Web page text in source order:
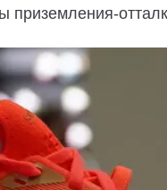
приземления-